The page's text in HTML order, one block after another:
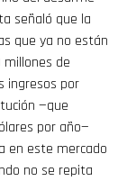
señaló que la
que ya no están
de
ingresos por
—que
por año—
en este mercado
no se repita